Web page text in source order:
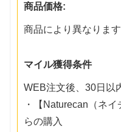
商品価格:
商品により異なります
マイル獲得条件
WEB注文後、30日以
・【Naturecan（ネ
らの購入